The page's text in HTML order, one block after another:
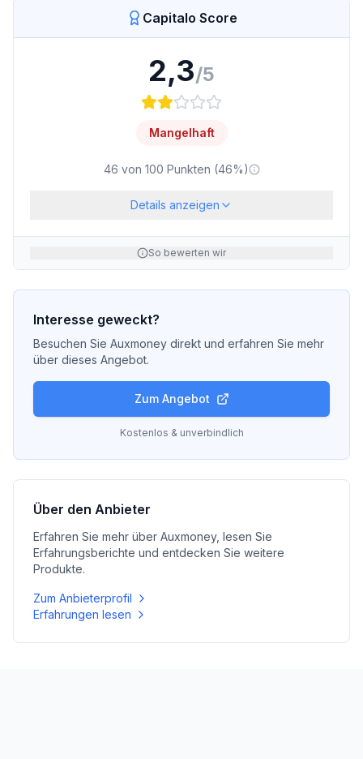
Capitalo Score
2,3/5
Mangelhaft
46 von 100 Punkten (46%)
Details anzeigen
So bewerten wir
Interesse geweckt?
Besuchen Sie Auxmoney direkt und erfahren Sie mehr
über dieses Angebot.
Zum Angebot
Kostenlos & unverbindlich
Über den Anbieter
Erfahren Sie mehr über Auxmoney, lesen Sie
Erfahrungsberichte und entdecken Sie weitere
Produkte.
Zum Anbieterprofil
Erfahrungen lesen